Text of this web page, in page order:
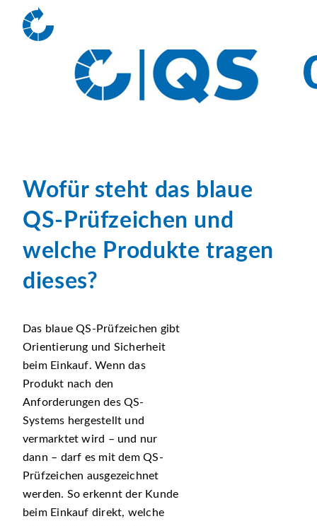
Wofür steht das blaue
QS-Prüfzeichen und
welche Produkte tragen
dieses?
Das blaue QS-Prüfzeichen gibt
Orientierung und Sicherheit
beim Einkauf. Wenn das
Produkt nach den
Anforderungen des QS-
Systems hergestellt und
vermarktet wird – und nur
dann – darf es mit dem QS-
Prüfzeichen ausgezeichnet
werden. So erkennt der Kunde
beim Einkauf direkt, welche